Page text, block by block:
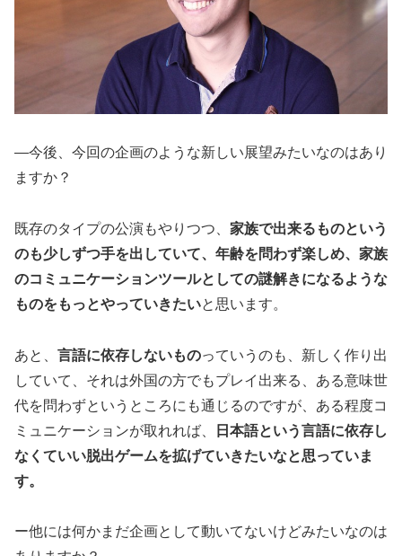
―今後、今回の企画のような新しい展望みたいなのはあり
ますか？
既存のタイプの公演もやりつつ、 家族で出来るものという
のも少しずつ手を出していて、年齢を問わず楽しめ、家族
のコミュニケーションツールとしての謎解きになるような
ものをもっとやっていきたいと思います。
あと、 言語に依存しないものっていうのも、新しく作り出
していて、それは外国の方でもプレイ出来る、ある意味世
代を問わずというところにも通じるのですが、ある程度コ
ミュニケーションが取れれば、
日本語という言語に依存し
なくていい脱出ゲームを拡げていきたいなと思っていま
す。
ー他には何かまだ企画として動いてないけどみたいなのは